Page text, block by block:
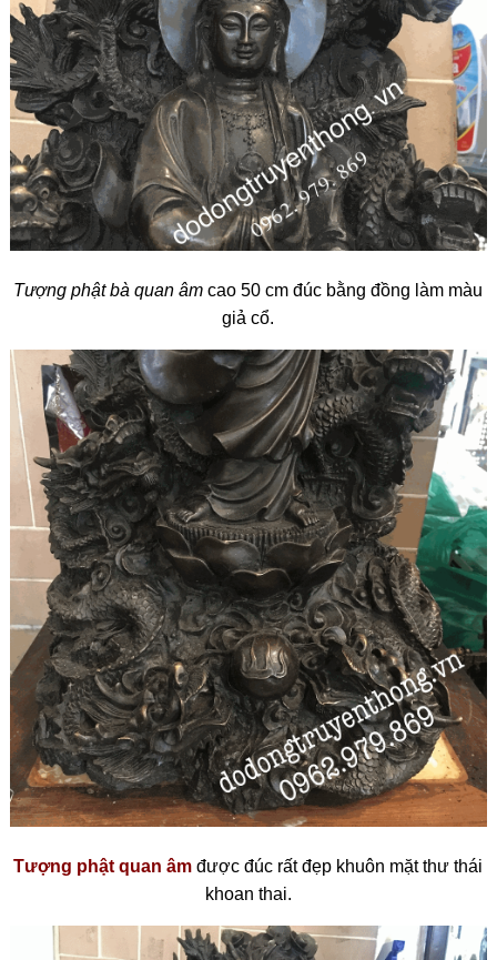
Tượng phật bà quan âm cao 50 cm đúc bằng đồng làm màu
giả cổ.
Tượng phật quan âm được đúc rất đẹp khuôn mặt thư thái
khoan thai.